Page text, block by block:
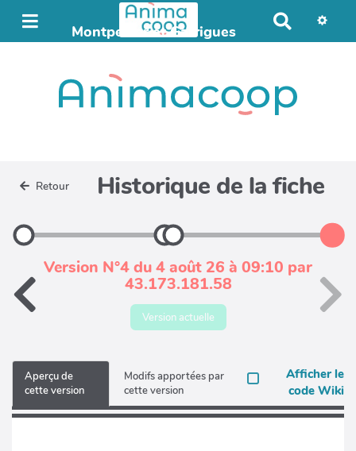
Montpellier et Garrigues
Automne 2024
e
r
Retour Historique de la fiche
Version N°4 du 4 août 26 à 09:10 par
43.173.181.58
Version actuelle
Aperçu de
cette version
Modifs apportées par
cette version
Afficher le
code Wiki